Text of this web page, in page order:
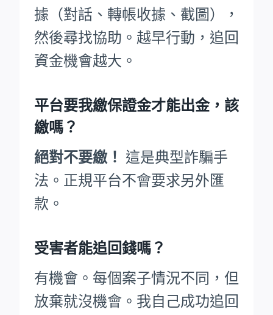
據（對話、轉帳收據、截圖），
然後尋找協助。越早行動，追回
資金機會越大。
平台要我繳保證金才能出金，該
繳嗎？
絕對不要繳！ 這是典型詐騙手
法。正規平台不會要求另外匯
款。
受害者能追回錢嗎？
有機會。每個案子情況不同，但
放棄就沒機會。我自己成功追回